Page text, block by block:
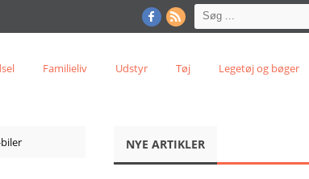
Familieliv Udstyr Tøj Legetøj og bøger
NYE ARTIKLER